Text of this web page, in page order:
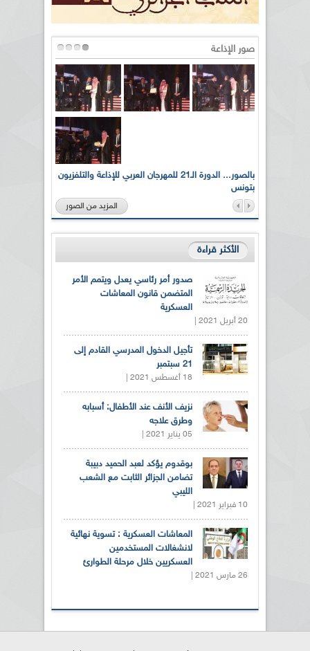
صور الإذاعة
بالصور... الدورة الـ21 للمهرجان العربي للإذاعة والتلفزيون
بتونس
المزيد من الصور
الأكثر قراءة
صدور أمر رئاسي يعدل ويتمم الأمر
المتضمن قانون المعاشات
العسكرية
20 أبريل 2021 |
تأجيل الدخول المدرسي القادم إلى
21 سبتمبر
18 أغسطس 2021 |
نزيف الأنف عند الأطفال: أسبابه
وطرق علاجه
05 يناير 2021 |
بوقدوم يؤكد لعبد الحميد دبيبة
تضامن الجزائر الثابت مع الشعب
الليبي
10 فبراير 2021 |
المعاشات العسكرية : تسوية نهائية
لانشغالات المستخدمين
العسكريين خلال مرحلة الطوارئ
26 مارس 2021 |